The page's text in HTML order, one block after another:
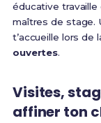
éducative
maîtres de stage.
t’accueille lors de
ouvertes.
Visites,
affiner ton